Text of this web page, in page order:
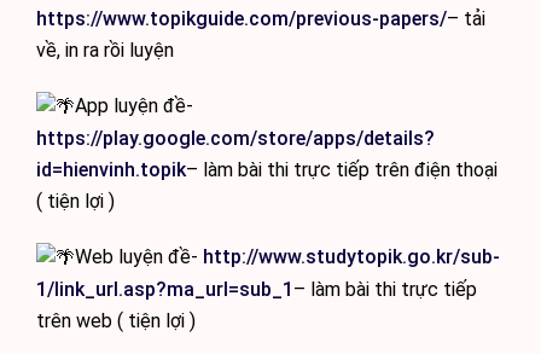
https://www.topikguide.com/previous-papers/– tải
về, in ra rồi luyện
App luyện đề-
https://play.google.com/store/apps/details?
id=hienvinh.topik– làm bài thi trực tiếp trên điện thoại
( tiện lợi )
Web luyện đề- http://www.studytopik.go.kr/sub-
1/link_url.asp?ma_url=sub_1 – làm bài thi trực tiếp
trên web ( tiện lợi )️️